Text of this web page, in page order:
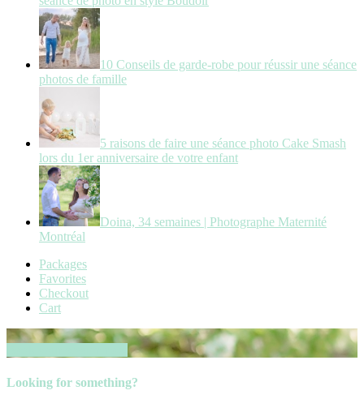
10 Conseils de garde-robe pour réussir une séance
photos de famille
5 raisons de faire une séance photo Cake Smash
lors du 1er anniversaire de votre enfant
Doina, 34 semaines | Photographe Maternité
Montréal
Packages
Favorites
Checkout
Cart
Looking for something?